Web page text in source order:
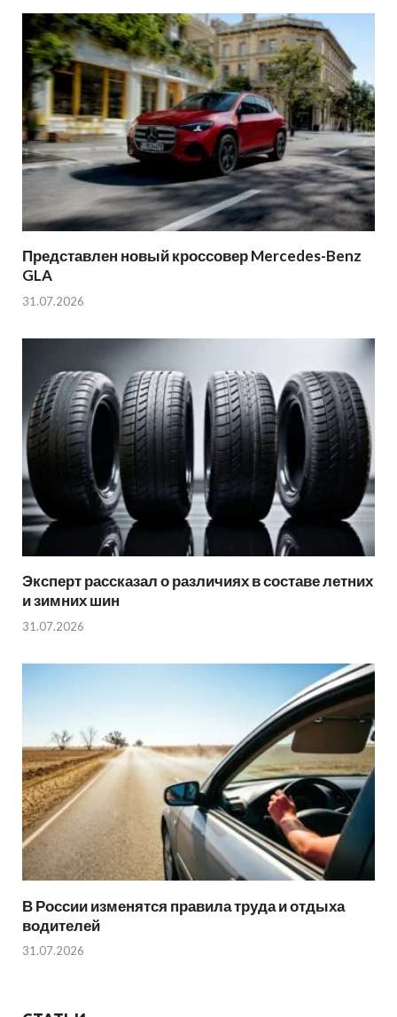
Представлен новый кроссовер Mercedes-Benz
GLA
31.07.2026
Эксперт рассказал о различиях в составе летних
и зимних шин
31.07.2026
В России изменятся правила труда и отдыха
водителей
31.07.2026